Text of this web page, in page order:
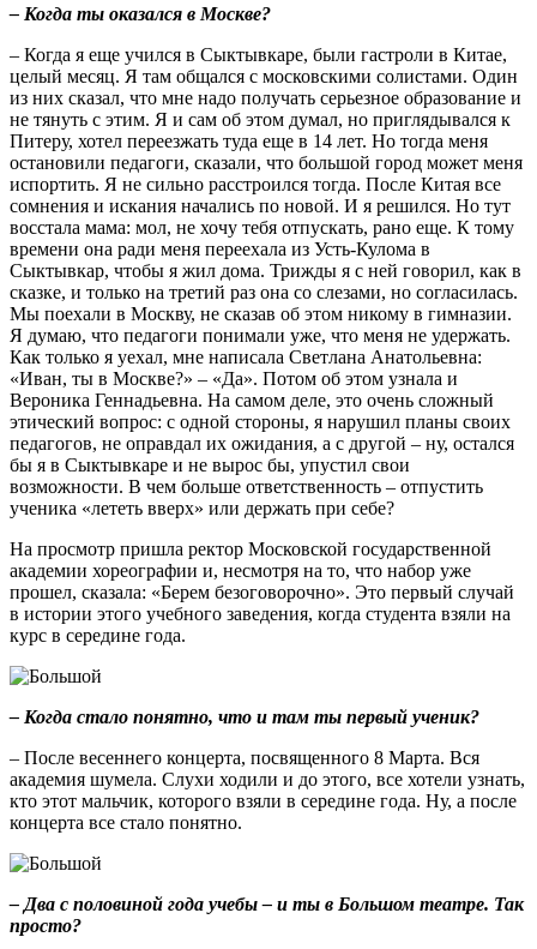
– Когда ты оказался в Москве?
– Когда я еще учился в Сыктывкаре, были гастроли в Китае,
целый месяц. Я там общался с московскими солистами. Один
из них сказал, что мне надо получать серьезное образование и
не тянуть с этим. Я и сам об этом думал, но приглядывался к
Питеру, хотел переезжать туда еще в 14 лет. Но тогда меня
остановили педагоги, сказали, что большой город может меня
испортить. Я не сильно расстроился тогда. После Китая все
сомнения и искания начались по новой. И я решился. Но тут
восстала мама: мол, не хочу тебя отпускать, рано еще. К тому
времени она ради меня переехала из Усть-Кулома в
Сыктывкар, чтобы я жил дома. Трижды я с ней говорил, как в
сказке, и только на третий раз она со слезами, но согласилась.
Мы поехали в Москву, не сказав об этом никому в гимназии.
Я думаю, что педагоги понимали уже, что меня не удержать.
Как только я уехал, мне написала Светлана Анатольевна:
«Иван, ты в Москве?» – «Да». Потом об этом узнала и
Вероника Геннадьевна. На самом деле, это очень сложный
этический вопрос: с одной стороны, я нарушил планы своих
педагогов, не оправдал их ожидания, а с другой – ну, остался
бы я в Сыктывкаре и не вырос бы, упустил свои
возможности. В чем больше ответственность – отпустить
ученика «лететь вверх» или держать при себе?
На просмотр пришла ректор Московской государственной
академии хореографии и, несмотря на то, что набор уже
прошел, сказала: «Берем безоговорочно». Это первый случай
в истории этого учебного заведения, когда студента взяли на
курс в середине года.
– Когда стало понятно, что и там ты первый ученик?
– После весеннего концерта, посвященного 8 Марта. Вся
академия шумела. Слухи ходили и до этого, все хотели узнать,
кто этот мальчик, которого взяли в середине года. Ну, а после
концерта все стало понятно.
– Два с половиной года учебы – и ты в Большом театре. Так
просто?